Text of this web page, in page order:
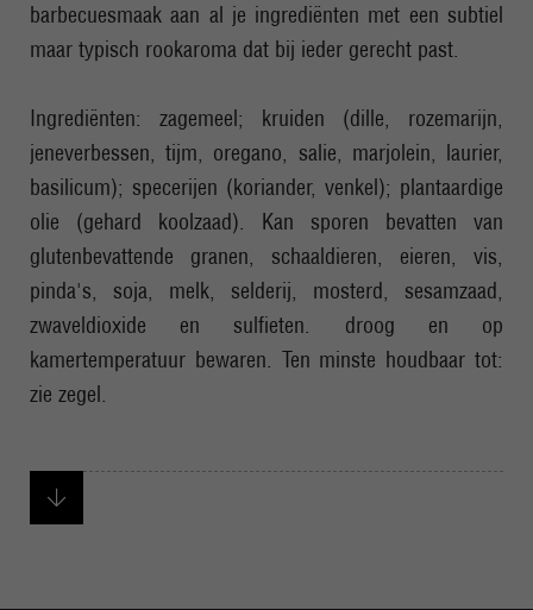
barbecuesmaak aan al je ingrediënten met een subtiel
maar typisch rookaroma dat bij ieder gerecht past.
Ingrediënten: zagemeel; kruiden (dille, rozemarijn,
jeneverbessen, tijm, oregano, salie, marjolein, laurier,
basilicum); specerijen (koriander, venkel); plantaardige
olie (gehard koolzaad). Kan sporen bevatten van
glutenbevattende granen, schaaldieren, eieren, vis,
pinda's, soja, melk, selderij, mosterd, sesamzaad,
zwaveldioxide en sulfieten. droog en op
kamertemperatuur bewaren. Ten minste houdbaar tot:
zie zegel.